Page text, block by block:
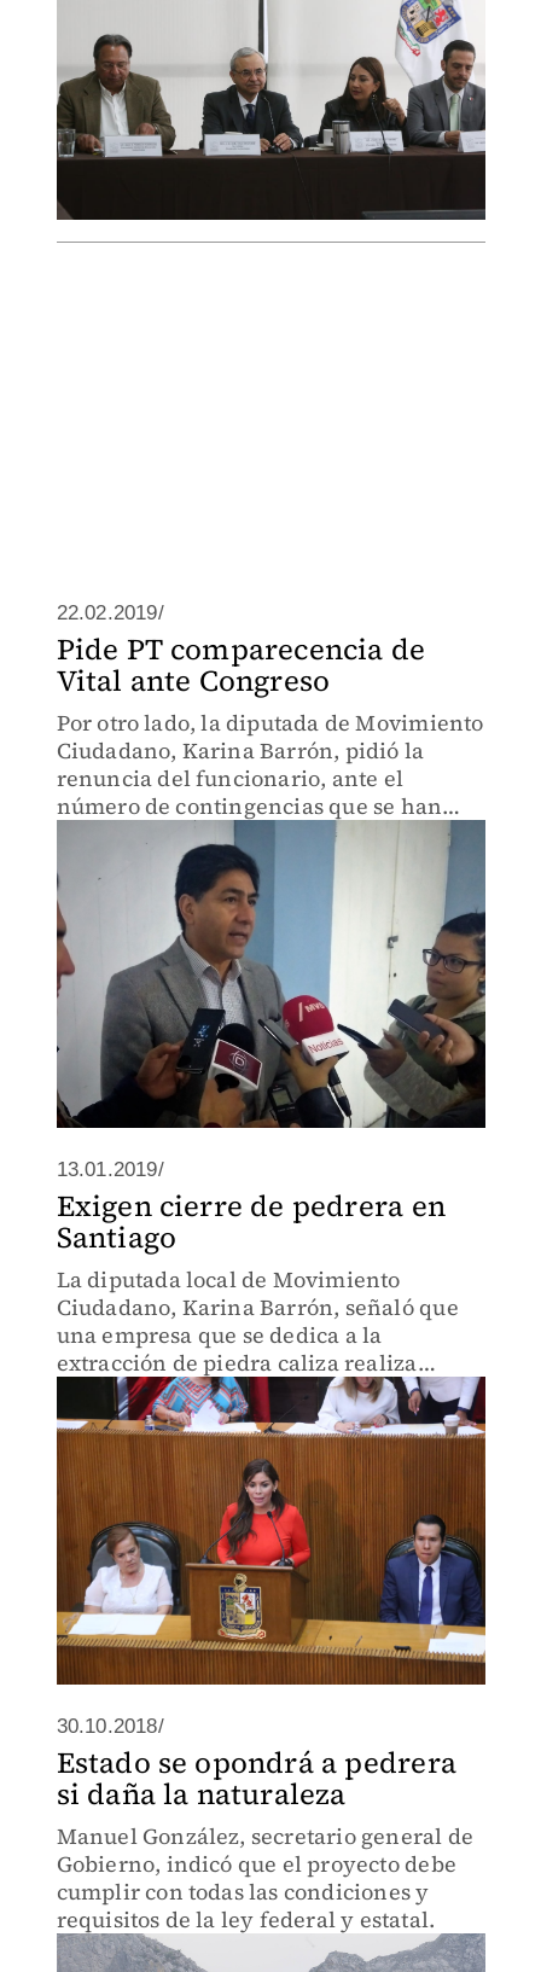
22.02.2019/
Pide PT comparecencia de
Vital ante Congreso
Por otro lado, la diputada de Movimiento
Ciudadano, Karina Barrón, pidió la
renuncia del funcionario, ante el
número de contingencias que se han
presentado en el estado.
13.01.2019/
Exigen cierre de pedrera en
Santiago
La diputada local de Movimiento
Ciudadano, Karina Barrón, señaló que
una empresa que se dedica a la
extracción de piedra caliza realiza
actividades dentro de la "Cueva de los
Murciélagos".
30.10.2018/
Estado se opondrá a pedrera
si daña la naturaleza
Manuel González, secretario general de
Gobierno, indicó que el proyecto debe
cumplir con todas las condiciones y
requisitos de la ley federal y estatal.